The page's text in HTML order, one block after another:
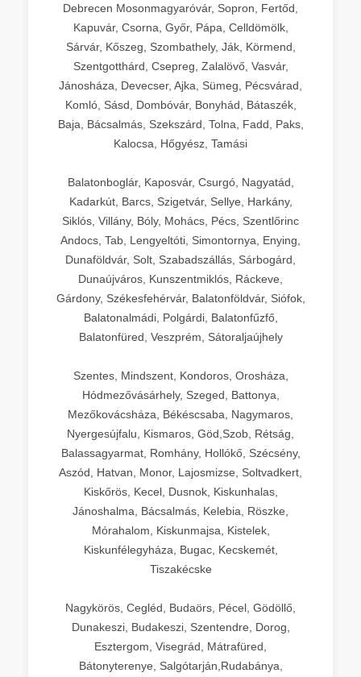
Debrecen Mosonmagyaróvár, Sopron, Fertőd,
Kapuvár, Csorna, Győr, Pápa, Celldömölk,
Sárvár, Kőszeg, Szombathely, Ják, Körmend,
Szentgotthárd, Csepreg, Zalalövő, Vasvár,
Jánosháza, Devecser, Ajka, Sümeg, Pécsvárad,
Komló, Sásd, Dombóvár, Bonyhád, Bátaszék,
Baja, Bácsalmás, Szekszárd, Tolna, Fadd, Paks,
Kalocsa, Hőgyész, Tamási
Balatonboglár, Kaposvár, Csurgó, Nagyatád,
Kadarkút, Barcs, Szigetvár, Sellye, Harkány,
Siklós, Villány, Bóly, Mohács, Pécs, Szentlőrinc
Andocs, Tab, Lengyeltóti, Simontornya, Enying,
Dunaföldvár, Solt, Szabadszállás, Sárbogárd,
Dunaújváros, Kunszentmiklós, Ráckeve,
Gárdony, Székesfehérvár, Balatonföldvár, Siófok,
Balatonalmádi, Polgárdi, Balatonfűzfő,
Balatonfüred, Veszprém, Sátoraljaújhely
Szentes, Mindszent, Kondoros, Orosháza,
Hódmezővásárhely, Szeged, Battonya,
Mezőkovácsháza, Békéscsaba, Nagymaros,
Nyergesújfalu, Kismaros, Göd,Szob, Rétság,
Balassagyarmat, Romhány, Hollókő, Szécsény,
Aszód, Hatvan, Monor, Lajosmizse, Soltvadkert,
Kiskőrös, Kecel, Dusnok, Kiskunhalas,
Jánoshalma, Bácsalmás, Kelebia, Röszke,
Mórahalom, Kiskunmajsa, Kistelek,
Kiskunfélegyháza, Bugac, Kecskemét,
Tiszakécske
Nagykörös, Cegléd, Budaörs, Pécel, Gödöllő,
Dunakeszi, Budakeszi, Szentendre, Dorog,
Esztergom, Visegrád, Mátrafüred,
Bátonyterenye, Salgótarján,Rudabánya,